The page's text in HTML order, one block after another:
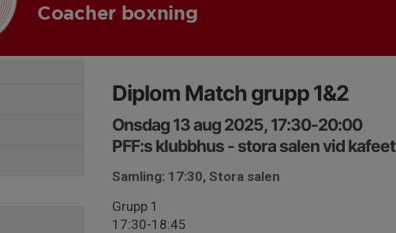
Coacher boxning
Diplom Match grupp 1&2
Onsdag 13 aug 2025, 17:30-20:00
PFF:s klubbhus - stora salen vid kafeet
Samling: 17:30, Stora salen
Grupp 1
17:30-18:45